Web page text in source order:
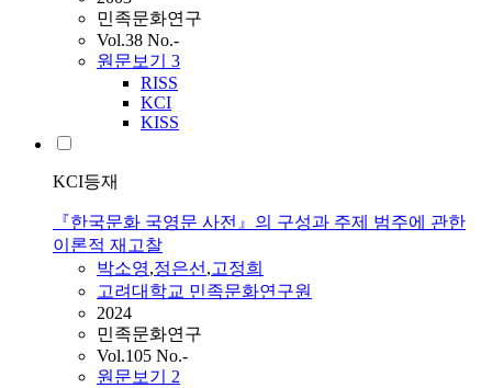
민족문화연구
Vol.38 No.-
원문보기 3
RISS
KCI
KISS
KCI등재
『한국문화 국영문 사전』의 구성과 주제 범주에 관한
이론적 재고찰
박소영,정은선,고정희
고려대학교 민족문화연구원
2024
민족문화연구
Vol.105 No.-
원문보기 2